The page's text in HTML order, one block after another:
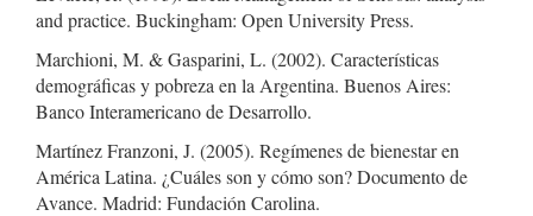
and practice. Buckingham: Open University Press.
Marchioni, M. & Gasparini, L. (2002). Características
demográficas y pobreza en la Argentina. Buenos Aires:
Banco Interamericano de Desarrollo.
Martínez Franzoni, J. (2005). Regímenes de bienestar en
América Latina. ¿Cuáles son y cómo son? Documento de
Avance. Madrid: Fundación Carolina.